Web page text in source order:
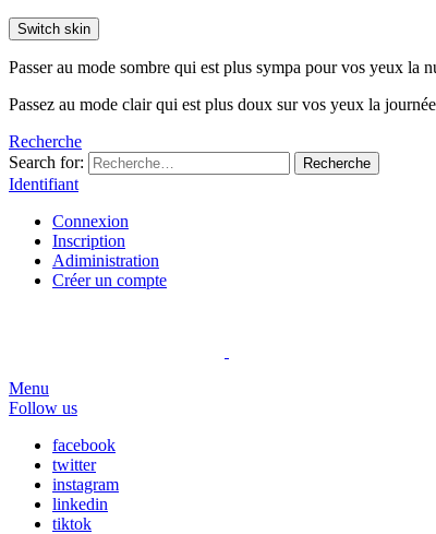
Switch skin
Passer au mode sombre qui est plus sympa pour vos yeux la
Passez au mode clair qui est plus doux sur vos yeux la
Recherche
Search for:
Recherche
Identifiant
Connexion
Inscription
Adiministration
Créer un compte
Menu
Follow us
facebook
twitter
instagram
linkedin
tiktok